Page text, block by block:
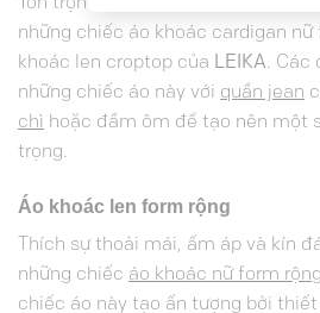
những chiếc áo khoác cardigan nữ
khoác len croptop của LEIKA. Các
những chiếc áo này với quần jean
chì hoặc đầm ôm để tạo nên một
trọng.
Áo khoác len form rộng
Thích sự thoải mái, ấm áp và kín
những chiếc áo khoác nữ form rộng
chiếc áo này tạo ấn tượng bởi